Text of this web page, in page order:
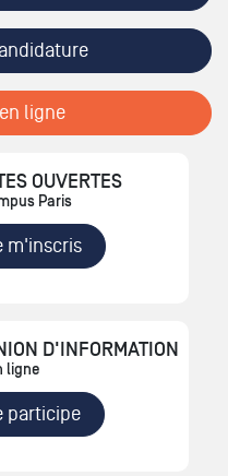
ligne
OUVERTES
Paris
m'inscris
D'INFORMATION
ligne
participe